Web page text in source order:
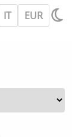
IT EUR